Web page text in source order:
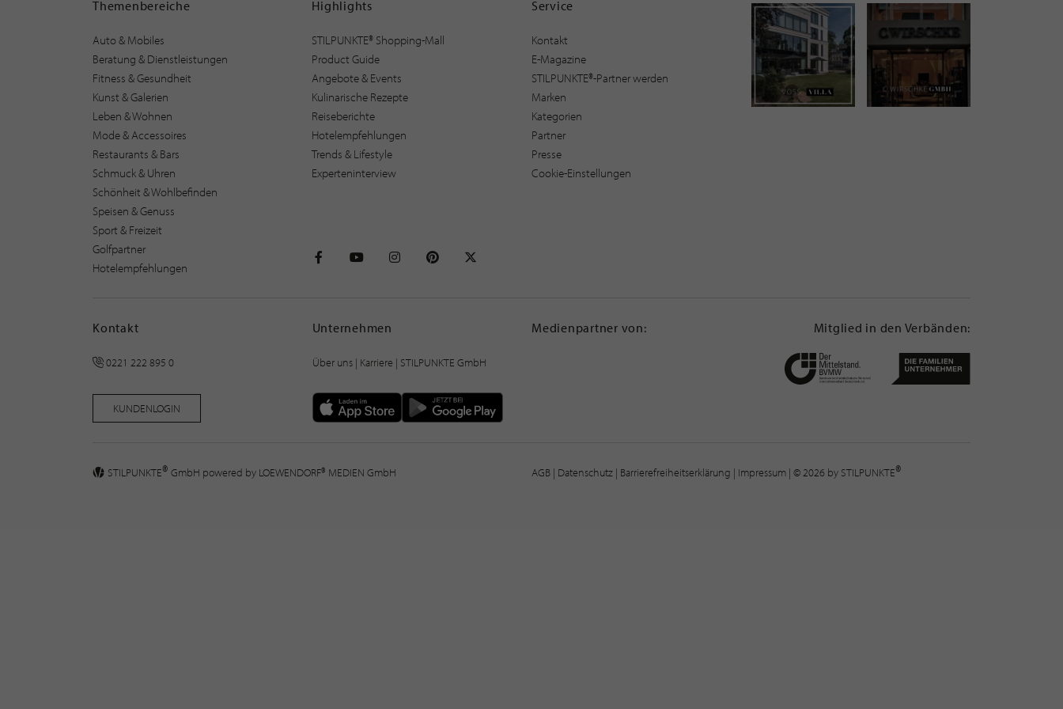
Themenbereiche
Auto & Mobiles
Beratung & Dienstleistungen
Fitness & Gesundheit
Kunst & Galerien
Leben & Wohnen
Mode & Accessoires
Restaurants & Bars
Schmuck & Uhren
Schönheit & Wohlbefinden
Speisen & Genuss
Sport & Freizeit
Golfpartner
Hotelempfehlungen
Highlights
STILPUNKTE® Shopping-Mall
Product Guide
Angebote & Events
Kulinarische Rezepte
Reiseberichte
Hotelempfehlungen
Trends & Lifestyle
Experteninterview
Service
Kontakt
E-Magazine
STILPUNKTE®-Partner werden
Marken
Kategorien
Partner
Presse
Cookie-Einstellungen
Kontakt
0221 222 895 0
KUNDENLOGIN
Unternehmen
Über uns| Karriere | STILPUNKTE GmbH
Medienpartner von: Mitglied in den Verbänden:
STILPUNKTE® GmbH powered by LOEWENDORF® MEDIEN GmbH AGB | Datenschutz | Barrierefreiheitserklärung | Impressum | © 2026 by STILPUNKTE®